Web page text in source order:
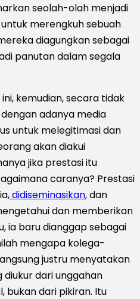
seolah-olah menjadi
merengkuh sebuah
diagungkan sebagai
panutan dalam segala
kemudian, secara tidak
adanya media
untuk melegitimasi dan
akan diakui
jika prestasi itu
caranya? Prestasi
didiseminasikan, dan
dan memberikan
ia baru dianggap sebagai
mengapa kolega-
justru menyatakan
dari unggahan
bukan dari pikiran. Itu